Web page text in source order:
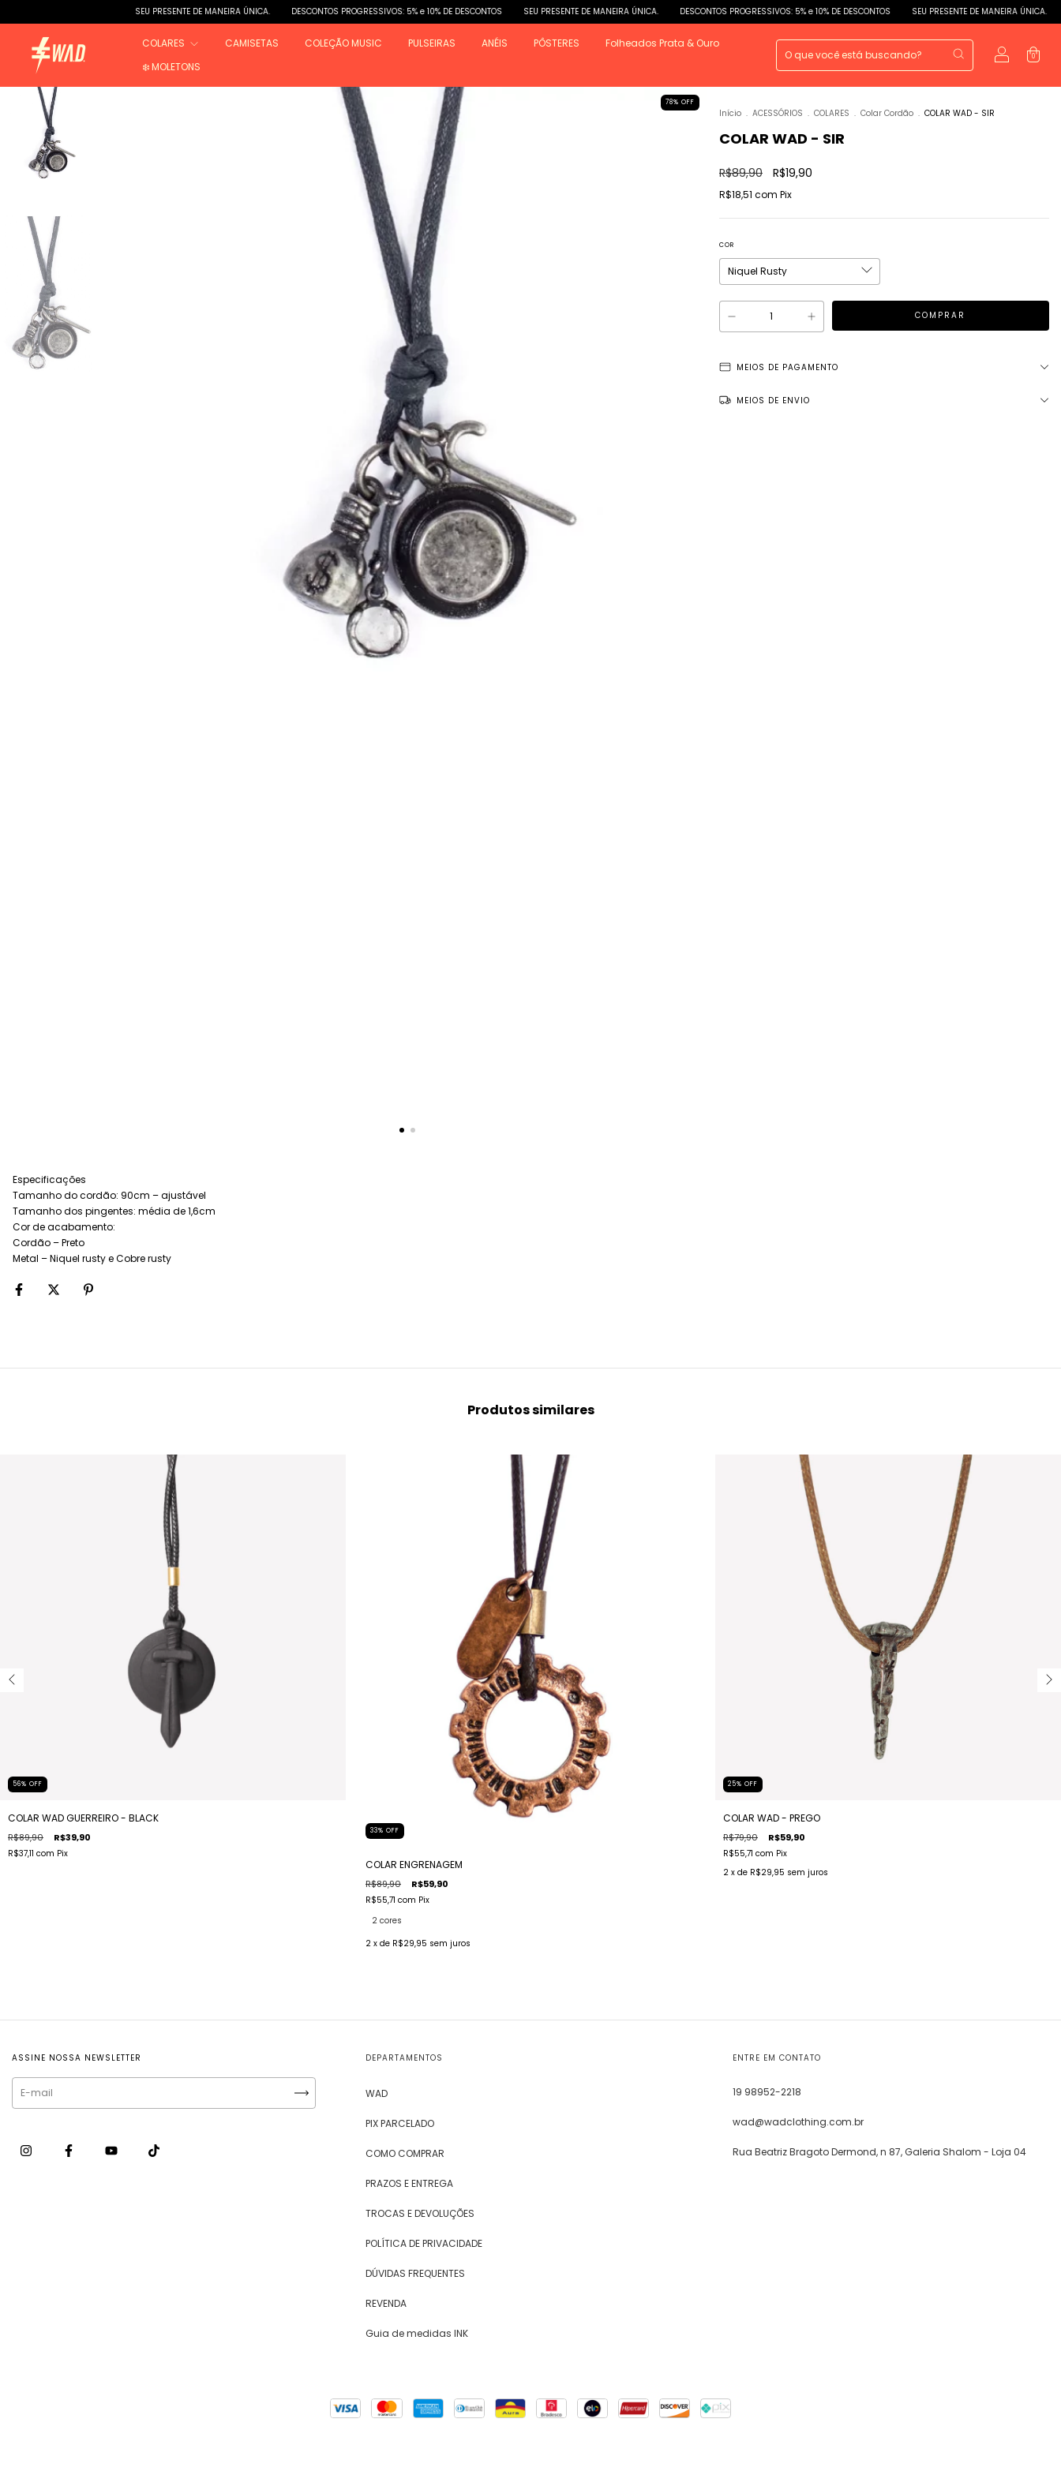
SEU PRESENTE DE MANEIRA ÚNICA. DESCONTOS PROGRESSIVOS: 5% e 10% DE DESCONTOS SEU PRESENTE DE MANEIRA ÚNICA. DESCONTOS PROGRESSIVOS: 5% e 10% DE DESCONTOS SEU PRESENTE DE MANEIRA ÚNICA.
COLARES CAMISETAS COLEÇÃO MUSIC PULSEIRAS ANÉIS PÔSTERES
Folheados Prata & Ouro
❄️ MOLETONS
0
78% OFF
Início . ACESSÓRIOS . COLARES . Colar Cordão . COLAR WAD - SIR
COLAR WAD - SIR
R$89,90 R$19,90
R$18,51 com Pix
COR
MEIOS DE PAGAMENTO
MEIOS DE ENVIO
Especificações
Tamanho do cordão: 90cm – ajustável
Tamanho dos pingentes: média de 1,6cm
Cor de acabamento:
Cordão – Preto
Metal – Niquel rusty e Cobre rusty
Produtos similares
56% OFF
COLAR WAD GUERREIRO - BLACK
R$89,90 R$39,90
R$37,11 com Pix
33% OFF
COLAR ENGRENAGEM
R$89,90 R$59,90
R$55,71 com Pix
2 cores
2 x de R$29,95 sem juros
25% OFF
COLAR WAD - PREGO
R$79,90 R$59,90
R$55,71 com Pix
2 x de R$29,95 sem juros
ASSINE NOSSA NEWSLETTER DEPARTAMENTOS
WAD
PIX PARCELADO
COMO COMPRAR
PRAZOS E ENTREGA
TROCAS E DEVOLUÇÕES
POLÍTICA DE PRIVACIDADE
DÚVIDAS FREQUENTES
REVENDA
Guia de medidas INK
ENTRE EM CONTATO
19 98952-2218
wad@wadclothing.com.br
Rua Beatriz Bragoto Dermond, n 87, Galeria Shalom - Loja 04